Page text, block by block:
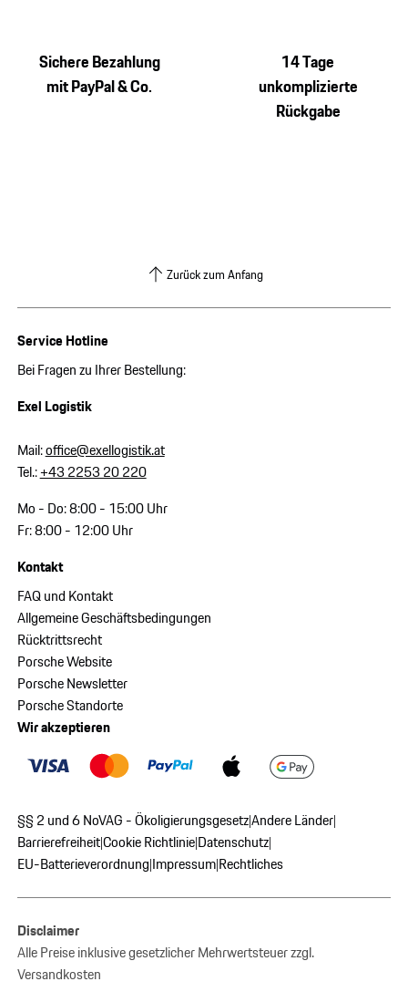
Sichere Bezahlung
mit PayPal & Co.
14 Tage
unkomplizierte
Rückgabe
Zurück zum Anfang
Service Hotline
Bei Fragen zu Ihrer Bestellung:
Exel Logistik
Mail:office@exellogistik.at
Tel.:+43 2253 20 220
Mo - Do: 8:00 - 15:00 Uhr
Fr: 8:00 - 12:00 Uhr
Kontakt
FAQ und Kontakt
Allgemeine Geschäftsbedingungen
Rücktrittsrecht
Porsche Website
Porsche Newsletter
Porsche Standorte
Wir akzeptieren
§§ 2 und 6 NoVAG - Ökoligierungsgesetz|Andere Länder|
Barrierefreiheit|Cookie Richtlinie|Datenschutz|
EU-Batterieverordnung|Impressum|Rechtliches
Disclaimer
Alle Preise inklusive gesetzlicher Mehrwertsteuer zzgl.
Versandkosten